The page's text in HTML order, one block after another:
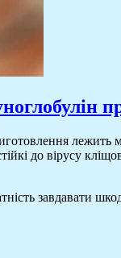
до вірусу